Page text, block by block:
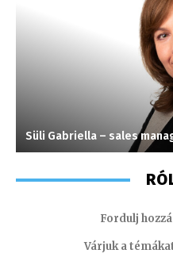
Süli Gabriella – sales
Fordulj
Várjuk a